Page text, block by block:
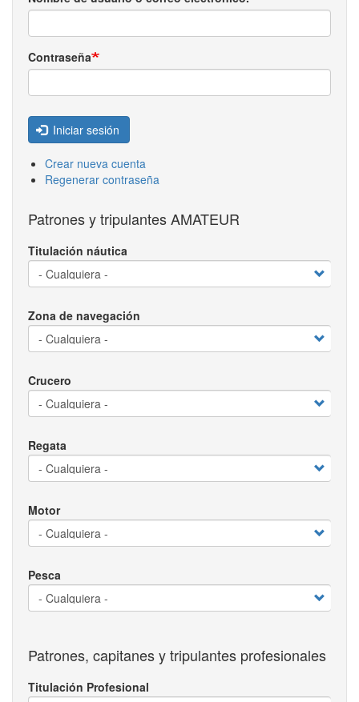
Contraseña
Iniciar sesión
Crear nueva cuenta
Regenerar contraseña
Patrones y tripulantes AMATEUR
Titulación náutica
Zona de navegación
Crucero
Regata
Motor
Pesca
Patrones, capitanes y tripulantes profesionales
Titulación Profesional